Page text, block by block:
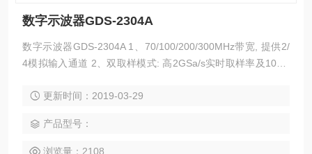
数字示波器GDS-2304A
数字示波器GDS-2304A 1、70/100/200/300MHz带宽, 提供2/
4模拟输入通道 2、双取样模式: 高2GSa/s实时取样率及100G
00高分辨率大尺寸画面, 符合视觉习惯且信息不占用波形显示
0次以上（80,000wfs/s）
更新时间：2019-03-29
产品型号：
浏览量：2108